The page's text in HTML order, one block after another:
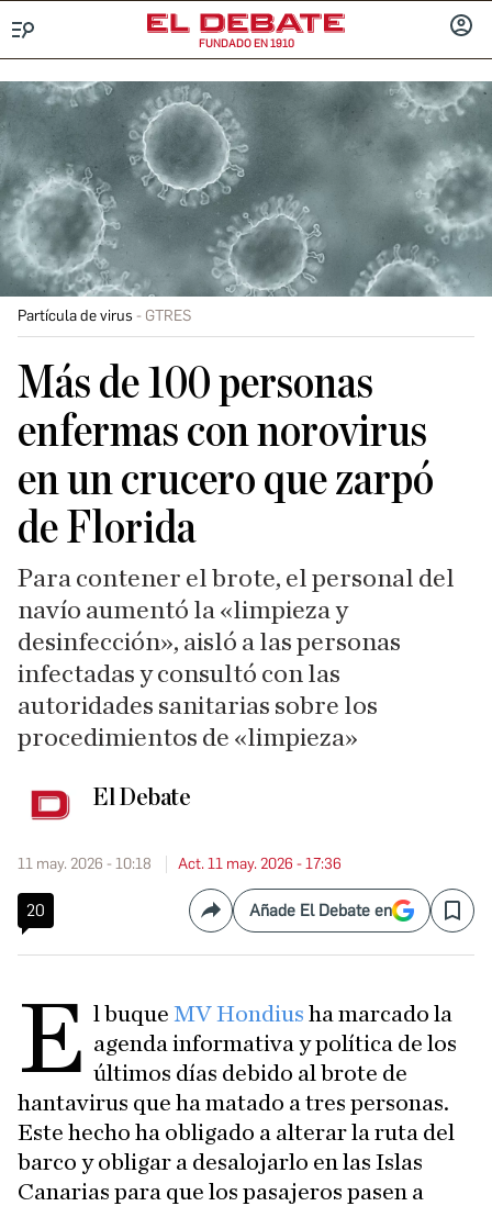
FUNDADO EN 1910
Partícula de virus GTRES
Más de 100 personas
enfermas con norovirus
en un crucero que zarpó
de Florida
Para contener el brote, el personal del
navío aumentó la «limpieza y
desinfección», aisló a las personas
infectadas y consultó con las
autoridades sanitarias sobre los
procedimientos de «limpieza»
El Debate
11 may. 2026 - 10:18 Act. 11 may. 2026 - 17:36
20 CompartirAñade El Debate en Save
E l buqueMV Hondiusha marcado la
agenda informativa y política de los
últimos días debido al brote de
hantavirus que ha matado a tres personas.
Este hecho ha obligado a alterar la ruta del
barco y obligar a desalojarlo en las Islas
Canarias para que los pasajeros pasen a